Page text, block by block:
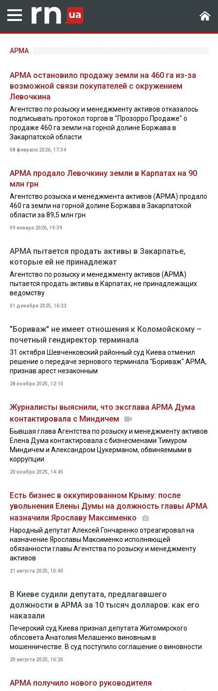
АРМА
АРМА остановило продажу земли на 460 га из-за
возможной связи покупателей с окружением
Левочкина
Агентство по розыску и менеджменту активов отказалось
подписывать протокол торгов в "Прозорро.Продаже" о
продаже 460 га земли на горной долине Боржава в
Закарпатской области
08 февраля 2026, 17:34
АРМА продало Левочкину земли в Карпатах на 90
млн грн
Агентство розыска и менеджмента активов (АРМА) продало
460 га земли на горной долине Боржава в Закарпатской
области за 89,5 млн грн
09 января 2026, 19:39
АРМА пытается продать активы в Закарпатье,
которые ей не принадлежат
Агентство по розыску и менеджменту активов (АРМА)
пытается продать активы в Карпатах, не принадлежащих
ведомству
01 декабря 2025, 16:33
"Бориваж" не имеет отношения к Коломойскому –
почетный гендиректор терминала
31 октября Шевченковский районный суд Киева отменил
решение о передаче зернового терминала "Бориваж" АРМА,
признав арест незаконным
28 ноября 2025, 12:10
Журналисты выяснили, что эксглава АРМА Дума
контактировала с Миндичем
Бывшая глава Агентства по розыску и менеджменту активов
Елена Дума контактировала с бизнесменами Тимуром
Миндичем и Александром Цукерманом, обвиняемыми в
коррупции
20 ноября 2025, 14:45
Есть бизнес в оккупированном Крыму: после
увольнения Елены Думы на должность главы АРМА
назначили Ярославу Максименко
Народный депутат Алексей Гончаренко отреагировал на
назначение Ярославы Максименко исполняющей
обязанности главы Агентства по розыску и менеджменту
активов
21 августа 2025, 10:40
В Киеве судили депутата, предлагавшего
должности в АРМА за 10 тысяч долларов: как его
наказали
Печерский суд Киева признал депутата Житомирского
облсовета Анатолия Мелашенко виновным в
мошенничестве. В суд поступило соглашение о виновности
20 августа 2025, 16:20
АРМА получило нового руководителя